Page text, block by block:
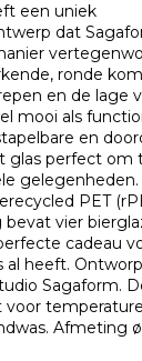
een uniek
dat
ronde kom
en de lage
mooi als
en
glas perfect om
gelegenheden.
PET
bevat vier
cadeau
al heeft.
Sagaform.
voor
Afmeting